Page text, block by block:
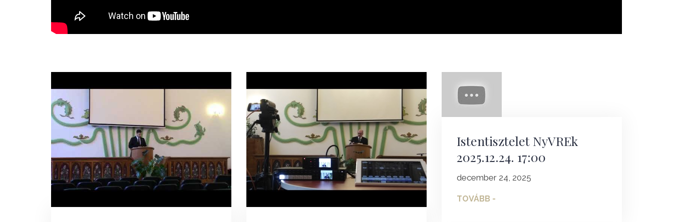
Istentisztelet NyVREk
2025.12.24. 17:00
december 24, 2025
TOVÁBB -